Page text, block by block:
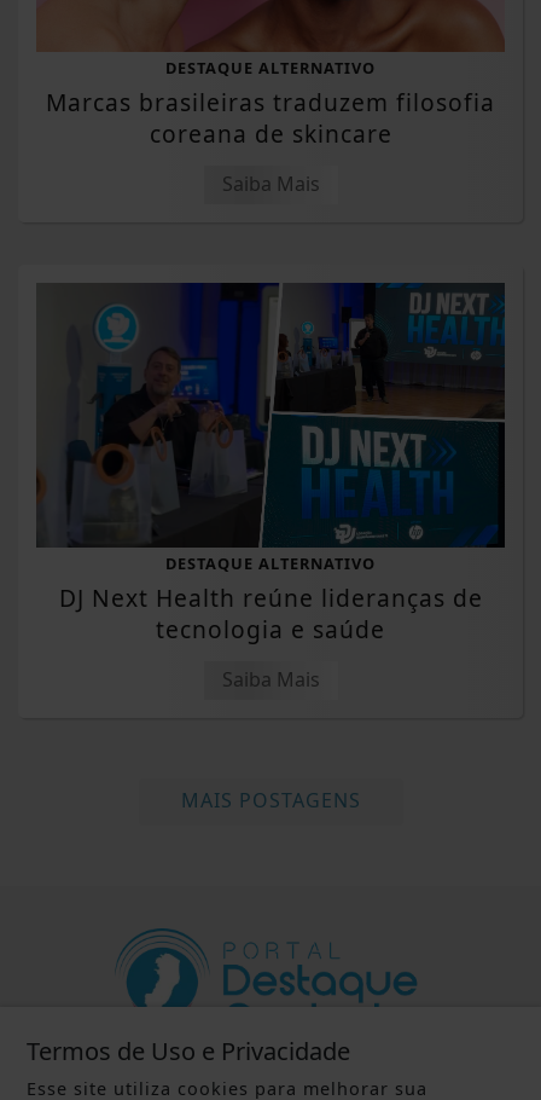
DESTAQUE ALTERNATIVO
Marcas brasileiras traduzem filosofia
coreana de skincare
Saiba Mais
DESTAQUE ALTERNATIVO
DJ Next Health reúne lideranças de
tecnologia e saúde
Saiba Mais
MAIS POSTAGENS
INÍCIO SOBRE
Termos de Uso e Privacidade
Esse site utiliza cookies para melhorar sua